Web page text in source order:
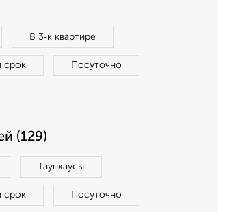
В 3‑к квартире
срок Посуточно
(129)
Таунхаусы
срок Посуточно